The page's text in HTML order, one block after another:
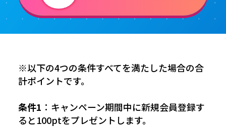
※以下の4つの条件すべてを満たした場合の合
計ポイントです。
条件1 ：キャンペーン期間中に新規会員登録す
ると100ptをプレゼントします。